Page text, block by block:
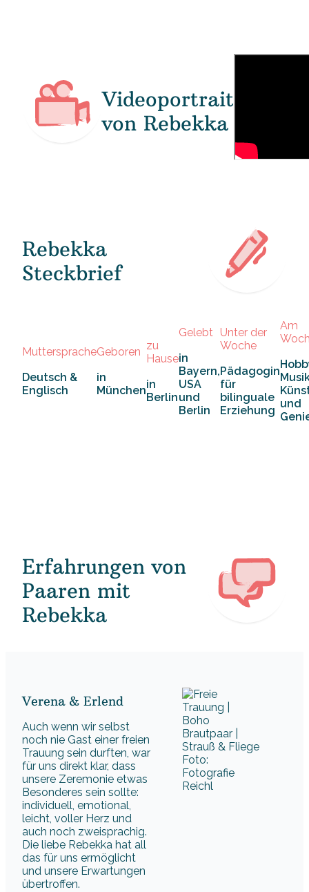
Videoportrait
von Rebekka
Rebekka
Steckbrief
Muttersprache
Deutsch &
Englisch
Geboren
in
München
zu
Hause
in
Berlin
Gelebt
in
Bayern,
USA
und
Berlin
Unter der
Woche
Pädagogin
für
bilinguale
Erziehung
Am
und
Erfahrungen von
Paaren mit
Rebekka
Foto:
Fotografie
Reichl
Verena & Erlend
Auch wenn wir selbst
noch nie Gast einer freien
Trauung sein durften, war
für uns direkt klar, dass
unsere Zeremonie etwas
Besonderes sein sollte:
individuell, emotional,
leicht, voller Herz und
auch noch zweisprachig.
Die liebe Rebekka hat all
das für uns ermöglicht
und unsere Erwartungen
übertroffen.